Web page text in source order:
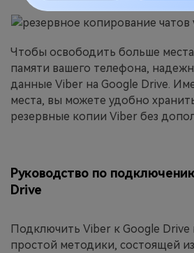
Чтобы освободить больше
памяти вашего телефона,
данные Viber на Google Drive.
места, вы можете удобно
резервные копии Viber без
Руководство по
Drive
Подключить Viber к Google
простой методики, состоящей